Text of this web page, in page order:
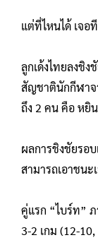
แต่ที่ไหนได้ เจอ
ลูกเด้งไทยลงชิ
สัญชาตินักกีฬาจ
ถึง​ 2 คน​ คือ หยิ
ผลการชิงชัยรอ
สามารถเอาชน
คู่แรก “ไบร์ท”
3-2 เกม​ (12-